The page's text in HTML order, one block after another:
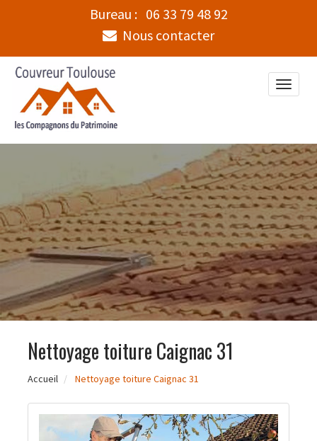
Bureau : 06 33 79 48 92
Nous contacter
Toggle
Nettoyage toiture Caignac 31
Accueil Nettoyage toiture Caignac 31